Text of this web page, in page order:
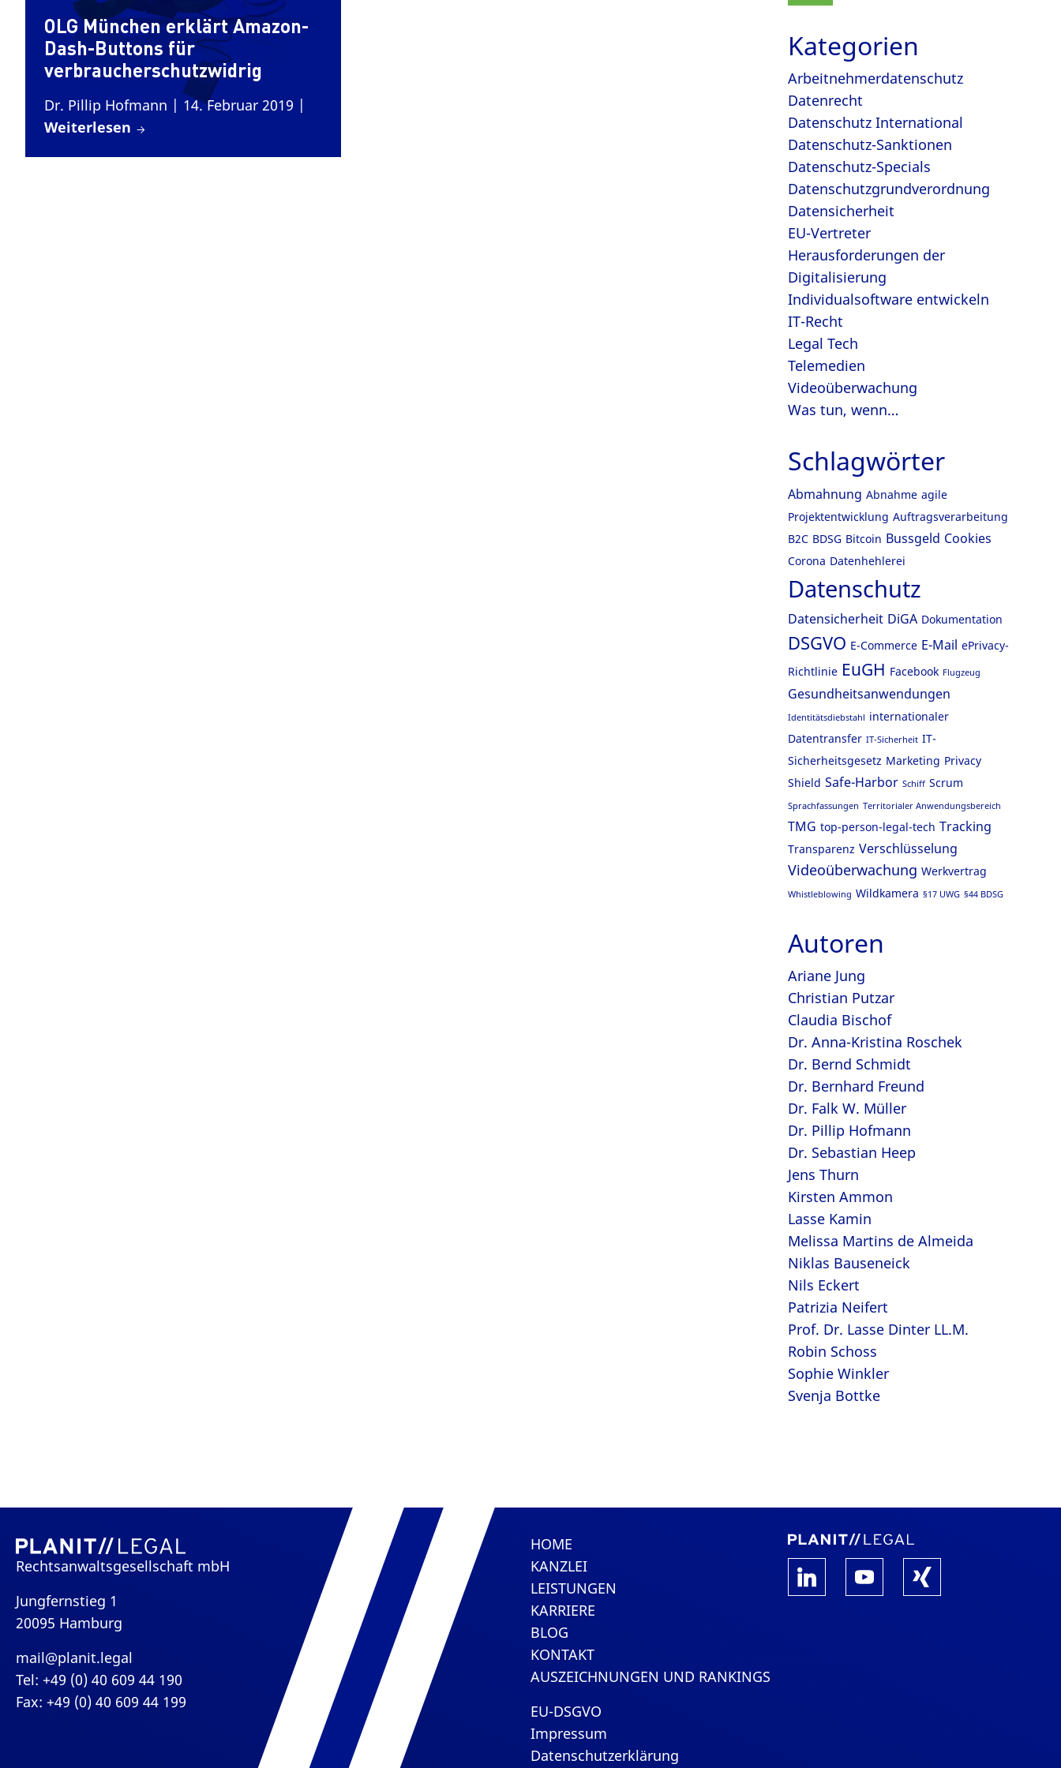
OLG München erklärt Amazon-
Dash-Buttons für
verbraucherschutzwidrig
Dr. Pillip Hofmann | 14. Februar 2019 |
Weiterlesen
Kategorien
Arbeitnehmerdatenschutz
Datenrecht
Datenschutz International
Datenschutz-Sanktionen
Datenschutz-Specials
Datenschutzgrundverordnung
Datensicherheit
EU-Vertreter
Herausforderungen der
Digitalisierung
Individualsoftware entwickeln
IT-Recht
Legal Tech
Telemedien
Videoüberwachung
Was tun, wenn…
Schlagwörter
Abmahnung Abnahme agile
Projektentwicklung Auftragsverarbeitung
B2C BDSG Bitcoin Bussgeld Cookies
Corona Datenhehlerei
Datenschutz
Datensicherheit DiGA Dokumentation
DSGVO E-Commerce E-Mail ePrivacy-
Richtlinie EuGH Facebook Flugzeug
Gesundheitsanwendungen
Identitätsdiebstahl internationaler
Datentransfer IT-Sicherheit IT-
Sicherheitsgesetz Marketing Privacy
Shield Safe-Harbor Schiff Scrum
Sprachfassungen Territorialer Anwendungsbereich
TMG top-person-legal-tech Tracking
Transparenz Verschlüsselung
Videoüberwachung Werkvertrag
Whistleblowing Wildkamera §17 UWG §44 BDSG
Autoren
Ariane Jung
Christian Putzar
Claudia Bischof
Dr. Anna-Kristina Roschek
Dr. Bernd Schmidt
Dr. Bernhard Freund
Dr. Falk W. Müller
Dr. Pillip Hofmann
Dr. Sebastian Heep
Jens Thurn
Kirsten Ammon
Lasse Kamin
Melissa Martins de Almeida
Niklas Bauseneick
Nils Eckert
Patrizia Neifert
Prof. Dr. Lasse Dinter LL.M.
Robin Schoss
Sophie Winkler
Svenja Bottke
Rechtsanwaltsgesellschaft mbH
Jungfernstieg 1
20095 Hamburg
mail@planit.legal
Tel: +49 (0) 40 609 44 190
Fax: +49 (0) 40 609 44 199
HOME
KANZLEI
LEISTUNGEN
KARRIERE
BLOG
KONTAKT
AUSZEICHNUNGEN UND RANKINGS
EU-DSGVO
Impressum
Datenschutzerklärung